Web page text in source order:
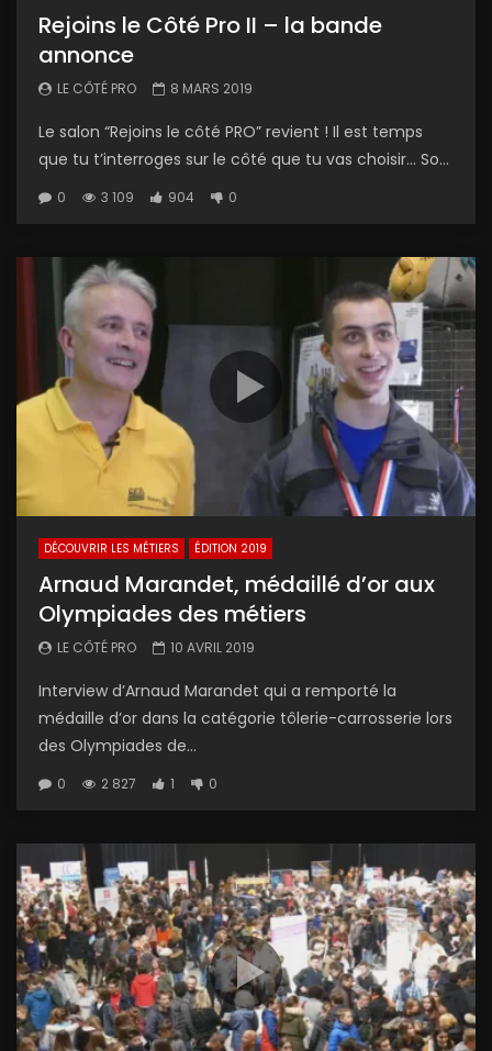
Rejoins le Côté Pro II – la bande
annonce
LE CÔTÉ PRO 8 MARS 2019
Le salon “Rejoins le côté PRO” revient ! Il est temps
que tu t’interroges sur le côté que tu vas choisir… So...
0 3 109 904 0
DÉCOUVRIR LES MÉTIERS ÉDITION 2019
Arnaud Marandet, médaillé d’or aux
Olympiades des métiers
LE CÔTÉ PRO 10 AVRIL 2019
Interview d’Arnaud Marandet qui a remporté la
médaille d’or dans la catégorie tôlerie-carrosserie lors
des Olympiades de...
0 2 827 1 0